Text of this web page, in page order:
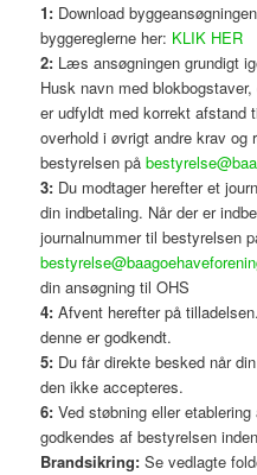
1: Download
byggereglerne her: KLIK HER
2: Læs ansøgningen grundigt
Husk navn med
er udfyldt med korrekt afstand
overhold i øvrigt andre krav og
bestyrelsen på
3: Du modtager herefter et
din indbetaling. Når der er
journalnummer til bestyrelsen
din ansøgning til OHS
4: Afvent herefter på
denne er godkendt.
5: Du får direkte besked når
den ikke accepteres.
6: Ved støbning eller
godkendes af bestyrelsen
Brandsikring: Se vedlagte